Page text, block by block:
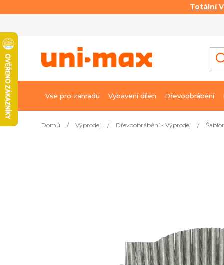
Totální
obsah
Vše pro zahradu Vybavení dílen Dřevoobrábění
Domů / Výprodej / Dřevoobrábění - Výprodej /